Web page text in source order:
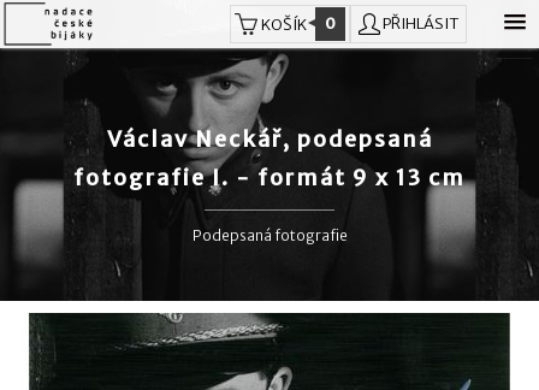
PŘIHLÁSIT
KOŠÍK 0
Václav Neckář, podepsaná
fotografie I. - formát 9 x 13 cm
Podepsaná fotografie